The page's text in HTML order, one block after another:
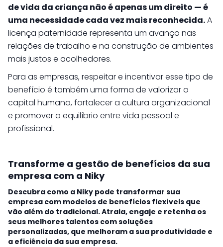
de vida da criança não é apenas um direito — é
uma necessidade cada vez mais reconhecida.A
licença paternidade representa um avanço nas
relações de trabalho e na construção de ambientes
mais justos e acolhedores.
Para as empresas, respeitar e incentivar esse tipo de
benefício é também uma forma de valorizar o
capital humano, fortalecer a cultura organizacional
e promover o equilíbrio entre vida pessoal e
profissional.
Transforme a gestão de benefícios da sua
empresa com a Niky
Descubra como a Niky pode transformar sua
empresa com modelos de benefícios flexíveis que
vão além do tradicional. Atraia, engaje e retenha os
seus melhores talentos com soluções
personalizadas, que melhoram a sua produtividade e
a eficiência da sua empresa.